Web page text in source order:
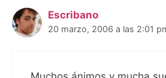
Escribano
20 marzo, 2006 a las 2:01